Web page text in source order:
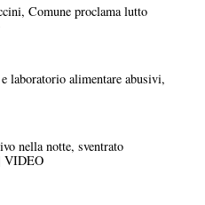
Comune proclama lutto
laboratorio alimentare abusivi,
nella notte, sventrato
VIDEO